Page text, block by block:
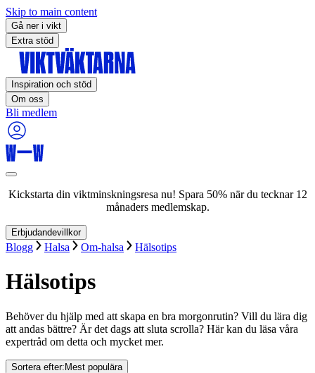
Skip to main content
Gå ner i vikt
Extra stöd
Inspiration och stöd
Om oss
Bli medlem
Kickstarta din viktminskningsresa nu! Spara 50% när du tecknar 12
månaders medlemskap.
Erbjudandevillkor
Blogg Halsa Om-halsa Hälsotips
Hälsotips
Behöver du hjälp med att skapa en bra morgonrutin? Vill du lära dig
att andas bättre? Är det dags att sluta scrolla? Här kan du läsa våra
expertråd om detta och mycket mer.
Sortera efter: Mest populära